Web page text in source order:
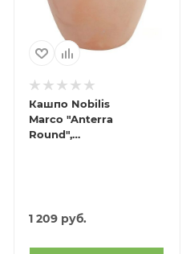
Кашпо Nobilis
Marco "Anterra
Round",
1 209руб.